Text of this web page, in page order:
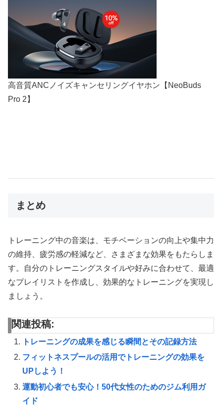
高音質ANCノイズキャンセリングイヤホン【NeoBuds
Pro 2】
まとめ
トレーニング中の音楽は、モチベーションの向上や集中力
の維持、疲労感の軽減など、さまざまな効果をもたらしま
す。自分のトレーニングスタイルや好みに合わせて、最適
なプレイリストを作成し、効果的なトレーニングを実現し
ましょう。
関連投稿:
トレーニングの成果を感じる瞬間とその記録方法
フィットネスプールの活用でトレーニングの効果を
UPしよう！
運動初心者でも安心！50代女性のためのジム利用ガ
イド